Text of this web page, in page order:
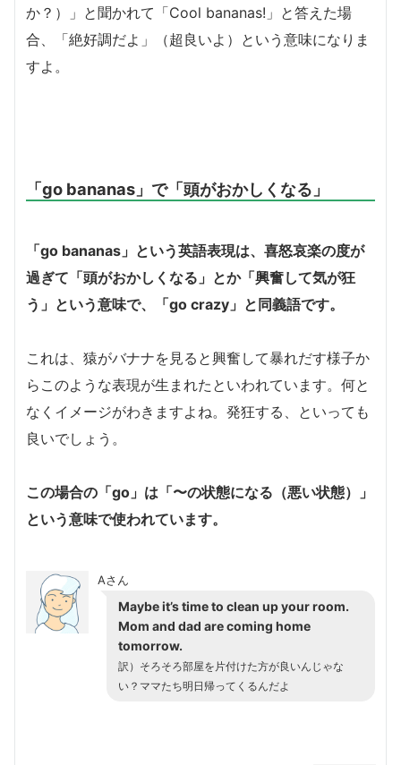
か？）」と聞かれて「Cool bananas!」と答えた場
合、「絶好調だよ」（超良いよ）という意味になりま
すよ。
「go bananas」で「頭がおかしくなる」
「go bananas」 という英語表現は、喜怒哀楽の度が
過ぎて「頭がおかしくなる」とか「興奮して気が狂
う」という意味で、「go crazy」と同義語です。
これは、猿がバナナを見ると興奮して暴れだす様子か
らこのような表現が生まれたといわれています。何と
なくイメージがわきますよね。発狂する、といっても
良いでしょう。
この場合の「go」は「〜の状態になる（悪い状態）」
という意味で使われています。
Aさん
Maybe it’s time to clean up your room.
Mom and dad are coming home
tomorrow.
訳）そろそろ部屋を片付けた方が良いんじゃな
い？ママたち明日帰ってくるんだよ